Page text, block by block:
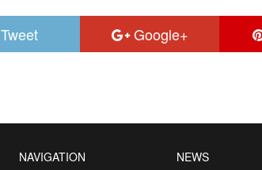
Tweet Google+
NAVIGATION
NEWS